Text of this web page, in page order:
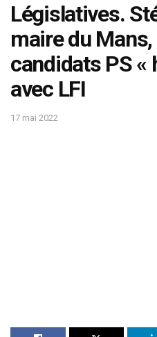
Législatives.
maire du
candidats PS «
avec LFI
17 mai 2022